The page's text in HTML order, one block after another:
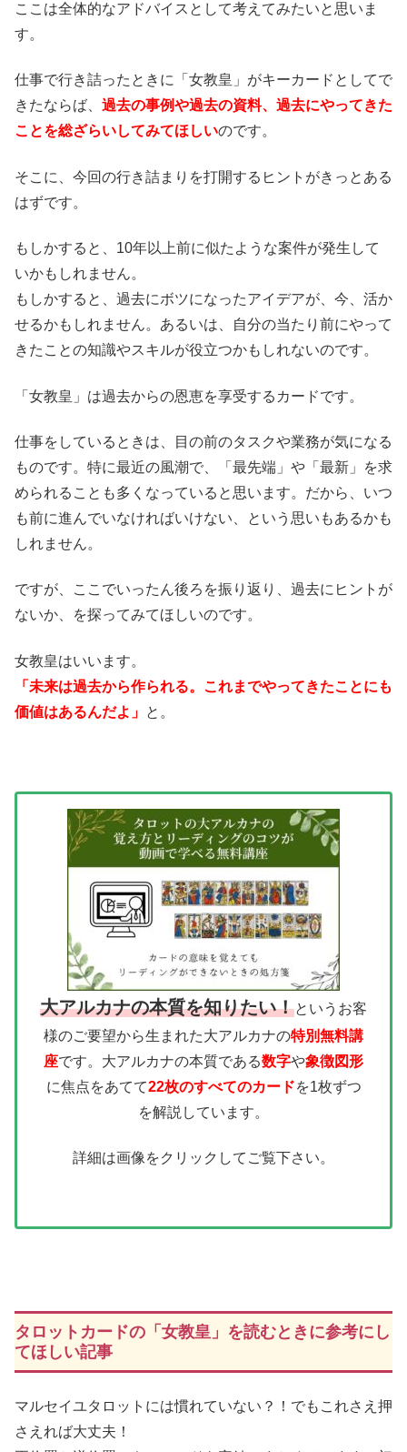
ここは全体的なアドバイスとして考えてみたいと思いま
す。
仕事で行き詰ったときに「女教皇」がキーカードとしてで
きたならば、 過去の事例や過去の資料、過去にやってきた
ことを総ざらいしてみてほしいのです。
そこに、今回の行き詰まりを打開するヒントがきっとある
はずです。
もしかすると、10年以上前に似たような案件が発生して
いかもしれません。
もしかすると、過去にボツになったアイデアが、今、活か
せるかもしれません。あるいは、自分の当たり前にやって
きたことの知識やスキルが役立つかもしれないのです。
「女教皇」は過去からの恩恵を享受するカードです。
仕事をしているときは、目の前のタスクや業務が気になる
ものです。特に最近の風潮で、「最先端」や「最新」を求
められることも多くなっていると思います。だから、いつ
も前に進んでいなければいけない、という思いもあるかも
しれません。
ですが、ここでいったん後ろを振り返り、過去にヒントが
ないか、を探ってみてほしいのです。
女教皇はいいます。
「未来は過去から作られる。これまでやってきたことにも
価値はあるんだよ」 と。
大アルカナの本質を知りたい！というお客
様のご要望から生まれた大アルカナの特別無料講
座です。大アルカナの本質である数字や象徴図形
に焦点をあてて22枚のすべてのカードを1枚ずつ
を解説しています。
詳細は画像をクリックしてご覧下さい。
タロットカードの「女教皇」を読むときに参考にし
てほしい記事
マルセイユタロットには慣れていない？！でもこれさえ押
さえれば大丈夫！